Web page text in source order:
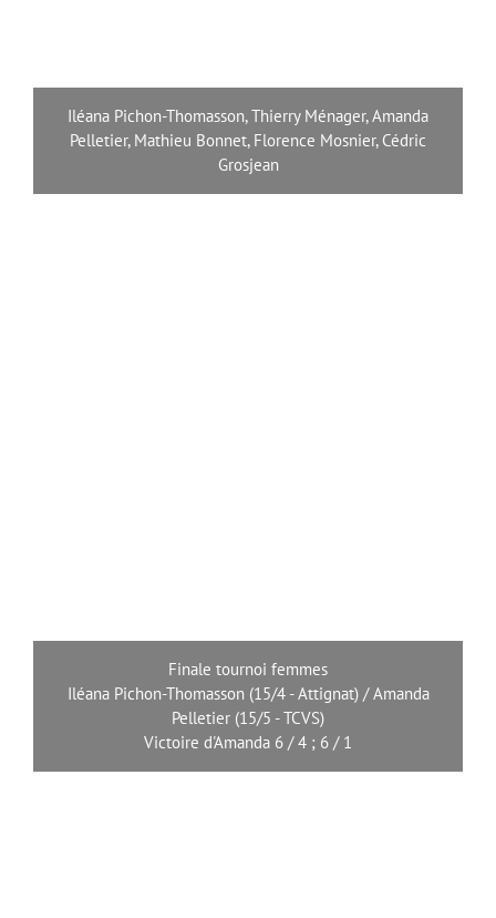
Iléana Pichon-Thomasson, Thierry Ménager, Amanda
Pelletier, Mathieu Bonnet, Florence Mosnier, Cédric
Grosjean
Finale tournoi femmes
Iléana Pichon-Thomasson (15/4 - Attignat) / Amanda
Pelletier (15/5 - TCVS)
Victoire d'Amanda 6 / 4 ; 6 / 1